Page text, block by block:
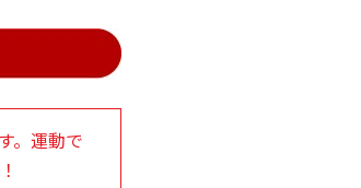
。運動で